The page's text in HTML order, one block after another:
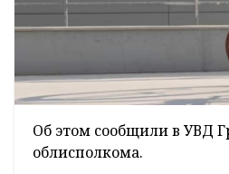
Об этом сообщили в УВД
облисполкома.